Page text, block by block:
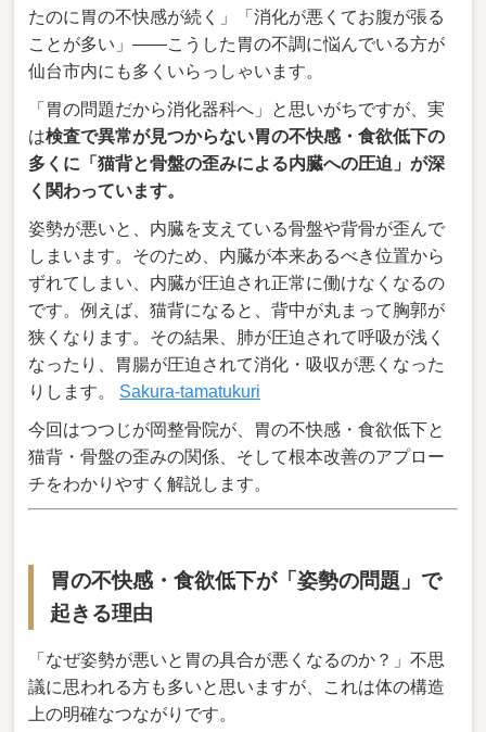
たのに胃の不快感が続く」「消化が悪くてお腹が張る
ことが多い」――こうした胃の不調に悩んでいる方が
仙台市内にも多くいらっしゃいます。
「胃の問題だから消化器科へ」と思いがちですが、実
は検査で異常が見つからない胃の不快感・食欲低下の
多くに「猫背と骨盤の歪みによる内臓への圧迫」が深
く関わっています。
姿勢が悪いと、内臓を支えている骨盤や背骨が歪んで
しまいます。そのため、内臓が本来あるべき位置から
ずれてしまい、内臓が圧迫され正常に働けなくなるの
です。例えば、猫背になると、背中が丸まって胸郭が
狭くなります。その結果、肺が圧迫されて呼吸が浅く
なったり、胃腸が圧迫されて消化・吸収が悪くなった
りします。 Sakura-tamatukuri
今回はつつじが岡整骨院が、胃の不快感・食欲低下と
猫背・骨盤の歪みの関係、そして根本改善のアプロー
チをわかりやすく解説します。
胃の不快感・食欲低下が「姿勢の問題」で
起きる理由
「なぜ姿勢が悪いと胃の具合が悪くなるのか？」不思
議に思われる方も多いと思いますが、これは体の構造
上の明確なつながりです。